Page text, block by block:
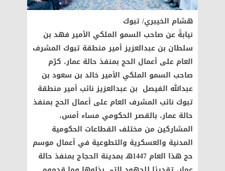
هشام الخيبري/ تبوك
نيابةً عن صاحب السمو الملكي الأمير فهد بن
سلطان بن عبدالعزيز أمير منطقة تبوك المشرف
العام على أعمال الحج بمنفذ حالة عمار، كرّم
صاحب السمو الملكي الأمير خالد بن سعود بن
عبدالله الفيصل بن عبدالعزيز نائب أمير منطقة
تبوك نائب المشرف العام على أعمال الحج بمنفذ
حالة عمار، بالقصر الحكومي مساء أمس،
المشاركين من مختلف القطاعات الحكومية
المدنية والعسكرية والتطوعية في أعمال موسم
حج هذا العام 1447هـ بمدينة الحجاج بمنفذ حالة